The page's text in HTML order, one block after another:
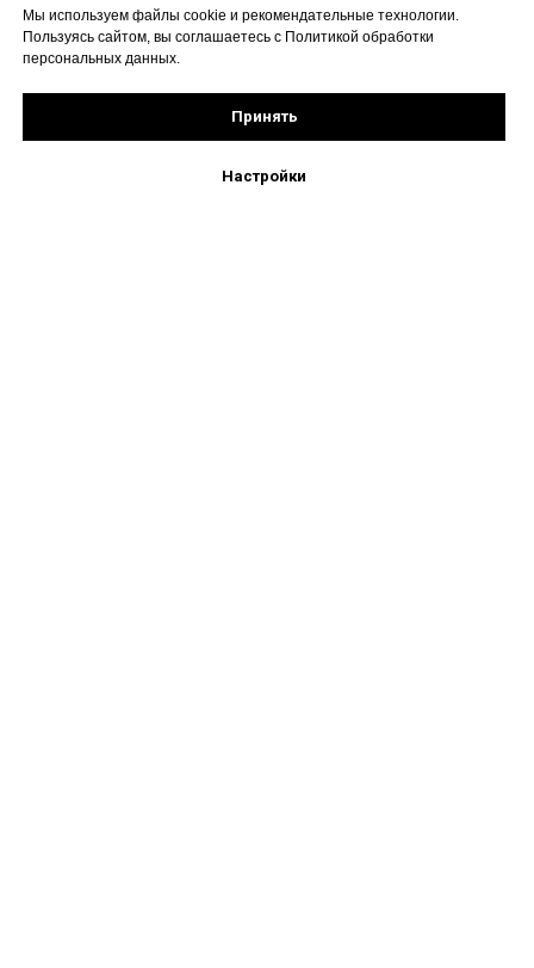
Мы используем файлы cookie и рекомендательные технологии.
Пользуясь сайтом, вы соглашаетесь с Политикой обработки
персональных данных.
Принять
Настройки